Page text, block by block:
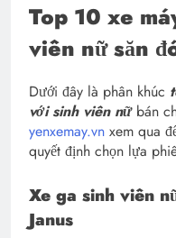
Top 10 xe
viên nữ săn
Dưới đây là phân khúc
với sinh viên nữbán
yenxemay.vn xem qua
quyết định chọn lựa
Xe ga sinh viên
Janus